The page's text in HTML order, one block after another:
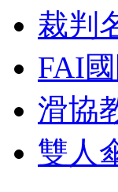
裁判
FAI
滑協
雙人